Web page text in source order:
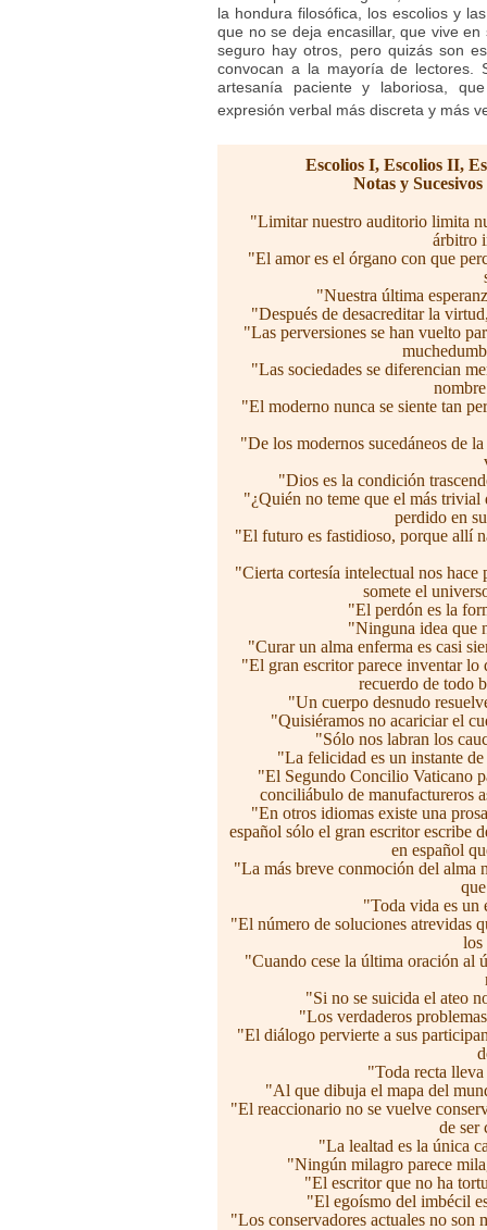
la hondura filosófica, los escolios y
que no se deja encasillar, que vive
seguro hay otros, pero quizás son
convocan a la mayoría de lectores.
artesanía paciente y laboriosa,
expresión verbal más discreta y más
Escolios I, Escolios II,
Notas y
"Limitar nuestro auditorio limita
árbitro
"El amor es el órgano con que
"Nuestra última
"Después de desacreditar la
"Las perversiones se han vuelto
"Las sociedades se diferencian
"El moderno nunca se siente tan
"De los modernos sucedáneos de
"Dios es la condición
"¿Quién no teme que el más trivial
perdido en
"El futuro es fastidioso, porque allí
"Cierta cortesía intelectual nos
somete el
"El perdón es la
"Ninguna idea que
"Curar un alma enferma es casi
"El gran escritor parece inventar lo
recuerdo de todo
"Un cuerpo desnudo
"Quisiéramos no acariciar el
"Sólo nos labran los
"La felicidad es un instante
"El Segundo Concilio Vaticano
conciliábulo de manufactureros
"En otros idiomas existe una
español sólo el gran escritor escribe
en español
"La más breve conmoción del alma
"Toda vida es un
"El número de soluciones atrevidas
los
"Cuando cese la última oración al
"Si no se suicida el ateo
"Los verdaderos
"El diálogo pervierte a sus
"Toda recta
"Al que dibuja el mapa del
"El reaccionario no se vuelve
de ser
"La lealtad es la única
"Ningún milagro parece
"El escritor que no ha
"El egoísmo del imbécil
"Los conservadores actuales no son